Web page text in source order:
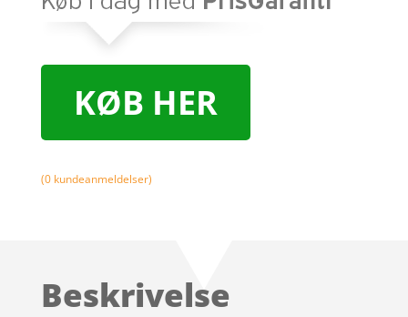
KØB HER
(0kundeanmeldelser)
Beskrivelse